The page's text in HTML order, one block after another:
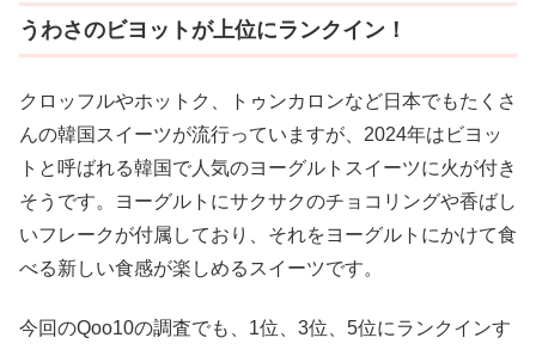
うわさのビヨットが上位にランクイン！
クロッフルやホットク、トゥンカロンなど日本でもたくさ
んの韓国スイーツが流行っていますが、2024年はビヨッ
トと呼ばれる韓国で人気のヨーグルトスイーツに火が付き
そうです。ヨーグルトにサクサクのチョコリングや香ばし
いフレークが付属しており、それをヨーグルトにかけて食
べる新しい食感が楽しめるスイーツです。
今回のQoo10の調査でも、1位、3位、5位にランクインす